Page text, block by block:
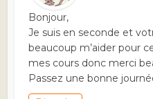
Bonjour,
Je suis en seconde et
beaucoup m’aider pour
mes cours donc merci
Passez une bonne